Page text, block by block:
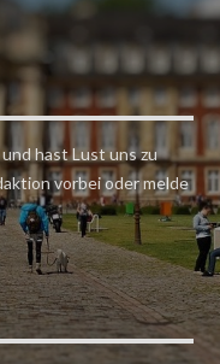
hast Lust uns zu
vorbei oder melde